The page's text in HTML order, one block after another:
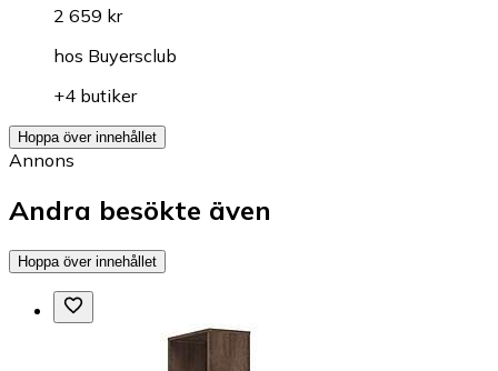
2 659 kr
hos Buyersclub
+4 butiker
Hoppa över innehållet
Annons
Andra besökte även
Hoppa över innehållet